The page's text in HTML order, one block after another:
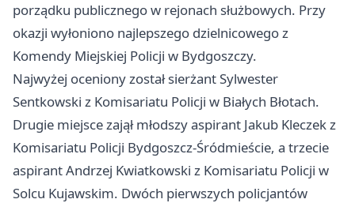
porządku publicznego w rejonach służbowych. Przy
okazji wyłoniono najlepszego dzielnicowego z
Komendy Miejskiej Policji w Bydgoszczy.
Najwyżej oceniony został sierżant Sylwester
Sentkowski z Komisariatu Policji w Białych Błotach.
Drugie miejsce zajął młodszy aspirant Jakub Kleczek z
Komisariatu Policji Bydgoszcz-Śródmieście, a trzecie
aspirant Andrzej Kwiatkowski z Komisariatu Policji w
Solcu Kujawskim. Dwóch pierwszych policjantów